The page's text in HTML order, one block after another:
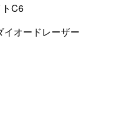
C6
イオードレーザー